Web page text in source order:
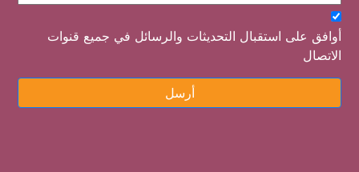
أوافق على استقبال التحديثات والرسائل في جميع قنوات
الاتصال
أرسل